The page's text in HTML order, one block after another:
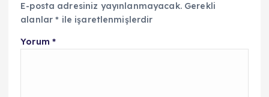
E-posta adresiniz yayınlanmayacak. Gerekli
alanlar* ile işaretlenmişlerdir
Yorum *